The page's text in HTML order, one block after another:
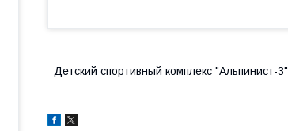
Детский спортивный комплекс "Альпинист-3"